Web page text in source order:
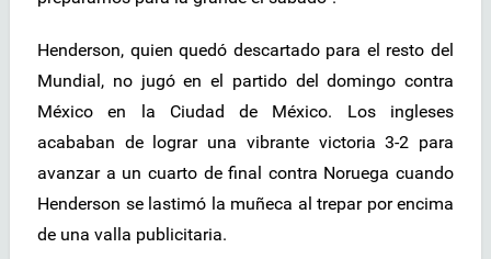
Henderson, quien quedó descartado para el resto del
Mundial, no jugó en el partido del domingo contra
México en la Ciudad de México. Los ingleses
acababan de lograr una vibrante victoria 3-2 para
avanzar a un cuarto de final contra Noruega cuando
Henderson se lastimó la muñeca al trepar por encima
de una valla publicitaria.